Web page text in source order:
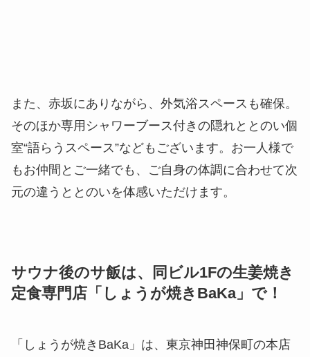
また、赤坂にありながら、外気浴スペースも確保。
そのほか専用シャワーブース付きの隠れととのい個
室“語らうスペース”などもございます。お一人様で
もお仲間とご一緒でも、ご自身の体調に合わせて次
元の違うととのいを体感いただけます。
サウナ後のサ飯は、同ビル1Fの生姜焼き
定食専門店「しょうが焼きBaKa」で！
「しょうが焼きBaKa」は、東京神田神保町の本店